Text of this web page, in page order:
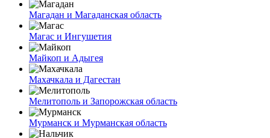
Магадан и Магаданская область
Магас и Ингушетия
Майкоп и Адыгея
Махачкала и Дагестан
Мелитополь и Запорожская область
Мурманск и Мурманская область